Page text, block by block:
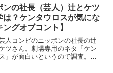
ンの社長（芸人）辻とケツ
は？ケンタウロスが気にな
ングオブコント】
人コンビのニッポンの社長の辻
ツさん。劇場専用のネタ「ケン
」が面白いというので調査。ま